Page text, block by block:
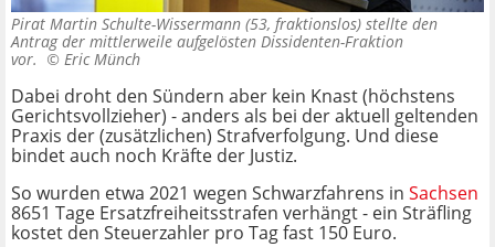
Pirat Martin Schulte-Wissermann (53, fraktionslos) stellte den
Antrag der mittlerweile aufgelösten Dissidenten-Fraktion
vor. © Eric Münch
Dabei droht den Sündern aber kein Knast (höchstens
Gerichtsvollzieher) - anders als bei der aktuell geltenden
Praxis der (zusätzlichen) Strafverfolgung. Und diese
bindet auch noch Kräfte der Justiz.
So wurden etwa 2021 wegen Schwarzfahrens in Sachsen
8651 Tage Ersatzfreiheitsstrafen verhängt - ein Sträfling
kostet den Steuerzahler pro Tag fast 150 Euro.